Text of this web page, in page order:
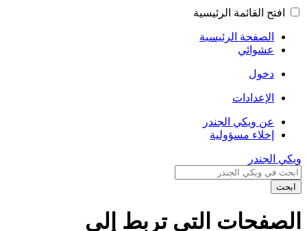
افتح القائمة الرئيسية
الصفحة الرئيسية
عشوائي
دخول
الإعدادات
عن ويكي الجندر
إخلاء مسؤولية
ويكي الجندر
ابحث
الصفحات التي تربط إلى